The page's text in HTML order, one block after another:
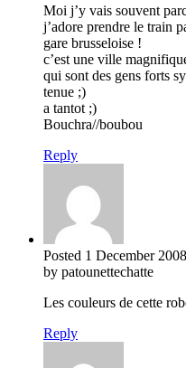
Moi j’y vais souvent
j’adore prendre le train
gare brusseloise !
c’est une ville
qui sont des gens forts
tenue ;)
a tantot ;)
Bouchra//boubou
Reply
Posted 1 December 2008
by patounettechatte
Les couleurs de cette
Reply